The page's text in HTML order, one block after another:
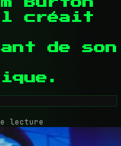
Burton
créait
de son
lecture